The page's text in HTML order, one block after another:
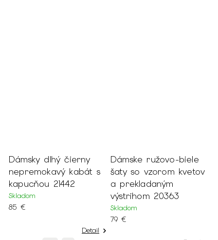
Dámsky dlhý čierny
nepremokavý kabát s
kapucňou 21442
Skladom
85 €
Detail
Dámske ružovo-biele
šaty so vzorom kvetov
a prekladaným
výstrihom 20363
Skladom
79 €